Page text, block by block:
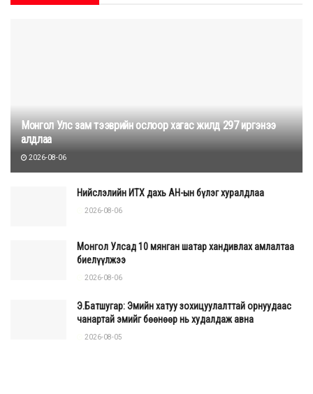
Монгол Улс зам тээврийн ослоор хагас жилд 297 иргэнээ
алдлаа
2026-08-06
Нийслэлийн ИТХ дахь АН-ын бүлэг хуралдлаа
2026-08-06
Монгол Улсад 10 мянган шатар хандивлах амлалтаа
биелүүлжээ
2026-08-06
Э.Батшугар: Эмийн хатуу зохицуулалттай орнуудаас
чанартай эмийг бөөнөөр нь худалдаж авна
2026-08-05